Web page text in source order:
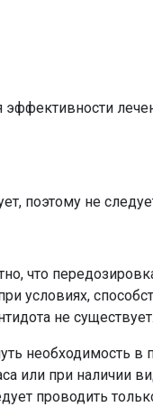
поэтому не
что
условиях,
не существует.
необходимость
или при наличии
проводить